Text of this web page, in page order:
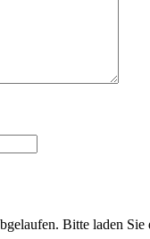
Bitte laden Sie